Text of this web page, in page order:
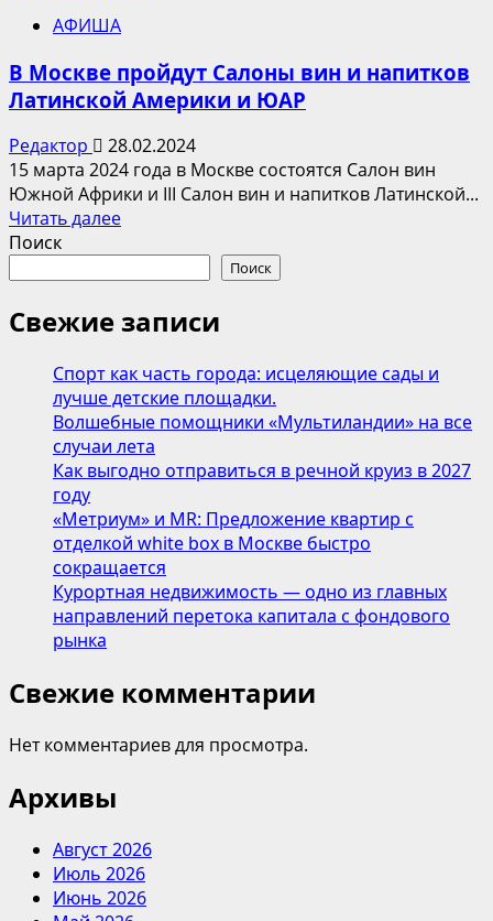
АФИША
В Москве пройдут Cалоны вин и напитков
Латинской Америки и ЮАР
Редактор
28.02.2024
15 марта 2024 года в Москве состоятся Салон вин
Южной Африки и III Салон вин и напитков Латинской...
Читать далееПрочитать
Москве
пройдут
вин
и
напитков
Латинской
Америки
ЮАР
Поиск
Поиск
Свежие записи
Спорт как часть города: исцеляющие сады и
лучше детские площадки.
Волшебные помощники «Мультиландии» на все
случаи лета
Как выгодно отправиться в речной круиз в 2027
году
«Метриум» и MR: Предложение квартир с
отделкой white box в Москве быстро
сокращается
Курортная недвижимость — одно из главных
направлений перетока капитала с фондового
рынка
Свежие комментарии
Нет комментариев для просмотра.
Архивы
Август 2026
Июль 2026
Июнь 2026